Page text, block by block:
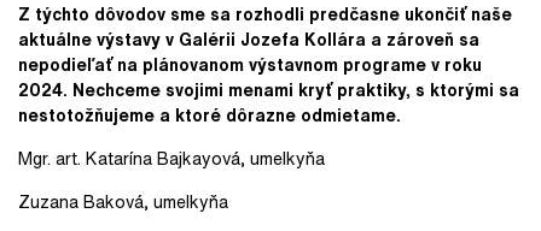
Z týchto dôvodov sme sa rozhodli predčasne ukončiť naše
aktuálne výstavy v Galérii Jozefa Kollára a zároveň sa
nepodieľať na plánovanom výstavnom programe v roku
2024. Nechceme svojimi menami kryť praktiky, s ktorými sa
nestotožňujeme a ktoré dôrazne odmietame.
Mgr. art. Katarína Bajkayová, umelkyňa
Zuzana Baková, umelkyňa